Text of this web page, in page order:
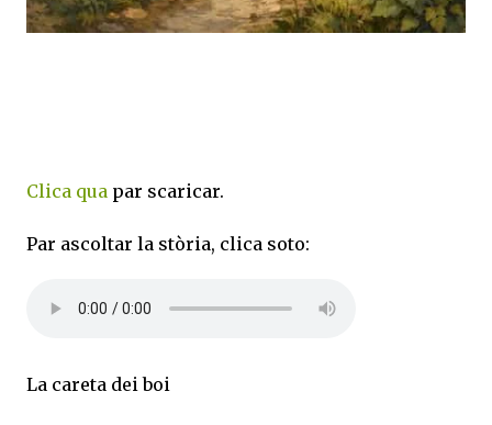
Clica qua par scaricar.
Par ascoltar la stòria, clica soto:
La careta dei boi